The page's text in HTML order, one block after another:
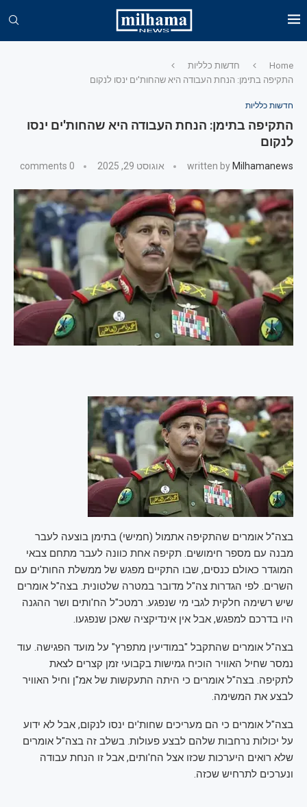
Home
חדשות כלליות
התקיפה בתימן: הנחת העבודה היא שהחות'ים ינסו לנקום
חדשות כלליות
התקיפה בתימן: הנחת העבודה היא שהחות'ים ינסו
לנקום
written by Milhamanews אוגוסט 29, 2025 0 comments
בצה"ל אומרים שהתקיפה אתמול (חמישי) בתימן בוצעה לעבר
מבנה עם מספר חימושים. תקיפה אחת כוונה לעבר מתחם צבאי
המוגדר כאולם כנסים, שבו התקיים מפגש של ממשלת החות'ים עם
השרים. לפי הגדרות צה"ל מדובר במטרה שלטונית. בצה"ל אומרים
שיש רשימה חלקית לגבי מי שנפגע. רמטכ"ל הח'ותים ושר ההגנה
היו בדרכם למפגש, אבל אין אינדיקציה שאכן שנפגעו.
בצה"ל אומרים שהתקבל "במודיעין מתפרץ" על מועד הפגישה. עוד
נמסר שחיל האוויר הוכיח גמישות בקבועי זמן קצרים לצאת
לתקיפה. בצה"ל אומרים כי היתה התעקשות של אמ"ן וחיל האוויר
לבצע את המשימה.
בצה"ל אומרים כי הם מעריכים שחות'ים ינסו לנקום, אבל לא ידוע
על יכולות נרחבות שלהם לבצע פעולות. בשלב זה בצה"ל אומרים
שלא רואים היערכות שכזו אצל הח'ותים, אבל זו הנחת עבודה
ונערכים לתרחיש שכזה.